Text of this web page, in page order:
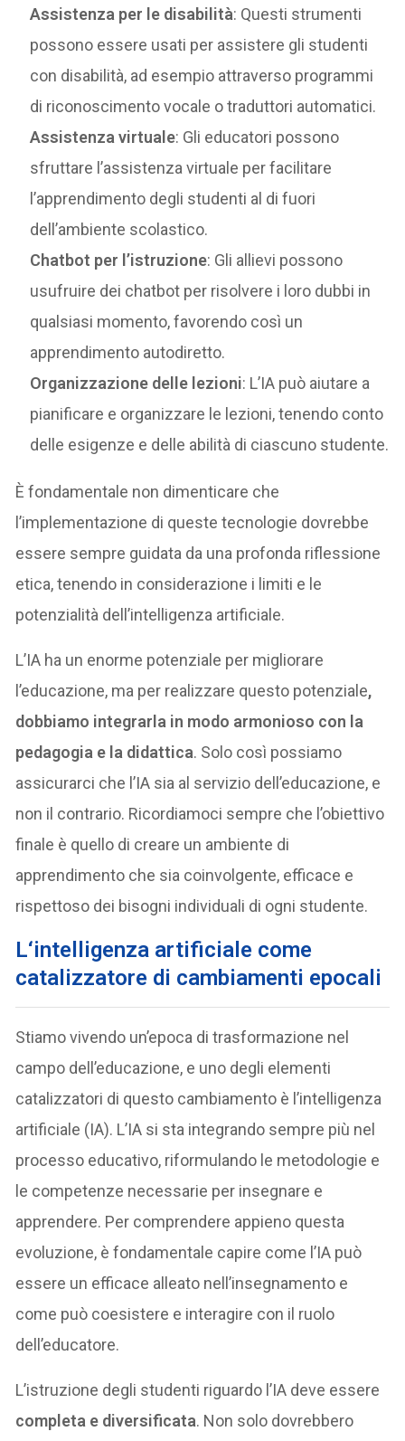
Assistenza per le disabilità: Questi strumenti
possono essere usati per assistere gli studenti
con disabilità, ad esempio attraverso programmi
di riconoscimento vocale o traduttori automatici.
Assistenza virtuale: Gli educatori possono
sfruttare l’assistenza virtuale per facilitare
l’apprendimento degli studenti al di fuori
dell’ambiente scolastico.
Chatbot per l’istruzione: Gli allievi possono
usufruire dei chatbot per risolvere i loro dubbi in
qualsiasi momento, favorendo così un
apprendimento autodiretto.
Organizzazione delle lezioni: L’IA può aiutare a
pianificare e organizzare le lezioni, tenendo conto
delle esigenze e delle abilità di ciascuno studente.
È fondamentale non dimenticare che
l’implementazione di queste tecnologie dovrebbe
essere sempre guidata da una profonda riflessione
etica, tenendo in considerazione i limiti e le
potenzialità dell’intelligenza artificiale.
L’IA ha un enorme potenziale per migliorare
l’educazione, ma per realizzare questo potenziale,
dobbiamo integrarla in modo armonioso con la
pedagogia e la didattica. Solo così possiamo
assicurarci che l’IA sia al servizio dell’educazione, e
non il contrario. Ricordiamoci sempre che l’obiettivo
finale è quello di creare un ambiente di
apprendimento che sia coinvolgente, efficace e
rispettoso dei bisogni individuali di ogni studente.
L‘intelligenza artificiale come
catalizzatore di cambiamenti epocali
Stiamo vivendo un’epoca di trasformazione nel
campo dell’educazione, e uno degli elementi
catalizzatori di questo cambiamento è l’intelligenza
artificiale (IA). L’IA si sta integrando sempre più nel
processo educativo, riformulando le metodologie e
le competenze necessarie per insegnare e
apprendere. Per comprendere appieno questa
evoluzione, è fondamentale capire come l’IA può
essere un efficace alleato nell’insegnamento e
come può coesistere e interagire con il ruolo
dell’educatore.
L’istruzione degli studenti riguardo l’IA deve essere
completa e diversificata. Non solo dovrebbero